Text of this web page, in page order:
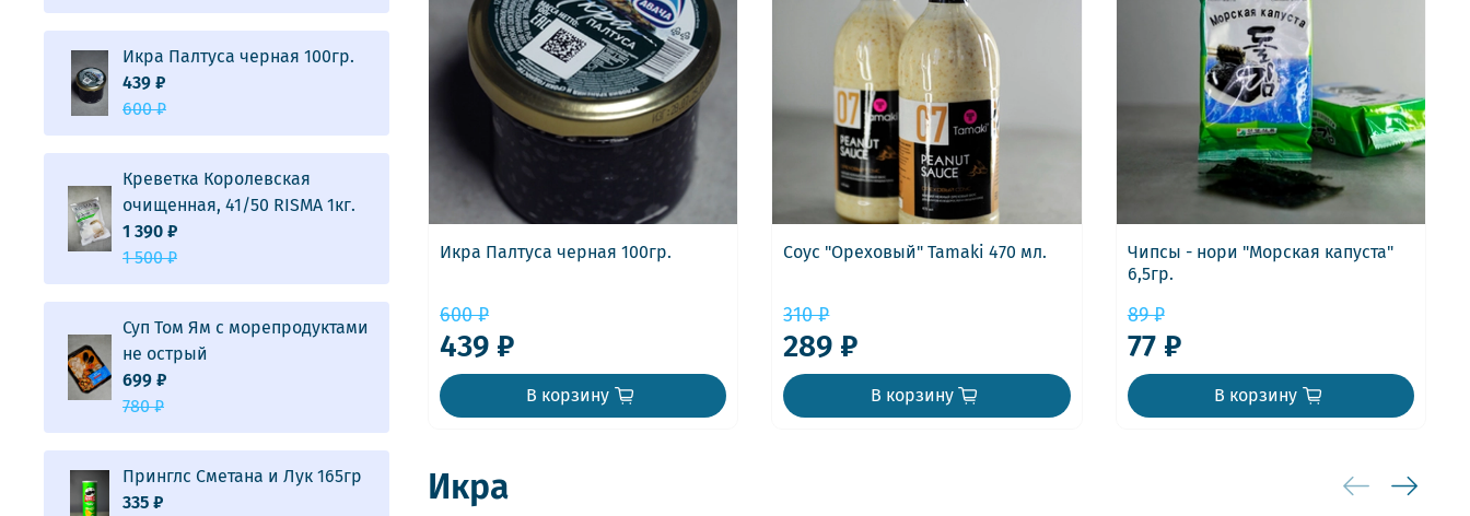
Икра Палтуса черная 100гр.
600 ₽
439 ₽
В корзину
Соус "Ореховый" Tamaki 470 мл.
310 ₽
289 ₽
В корзину
Чипсы - нори "Морская капуста"
6,5гр.
89 ₽
77 ₽
В корзину
Икра
Икра Палтуса черная 100гр.
439 ₽
600 ₽
Креветка Королевская
очищенная, 41/50 RISMA 1кг.
1 390 ₽
1 500 ₽
Суп Том Ям с морепродуктами
не острый
699 ₽
780 ₽
Принглс Сметана и Лук 165гр
335 ₽